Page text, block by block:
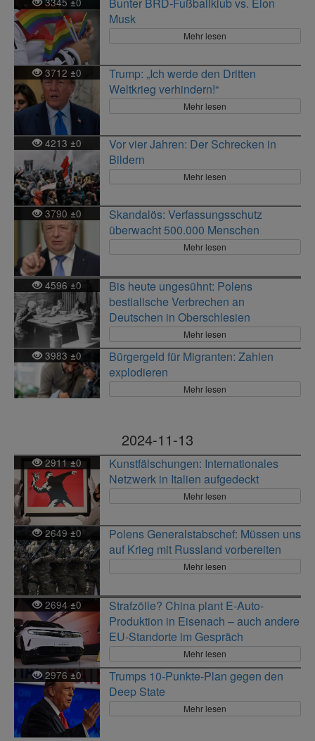
±
Bunter BRD-Fußballklub vs. Elon
Musk
Mehr lesen
3712 ±0
Trump: „Ich werde den Dritten
Weltkrieg verhindern!“
Mehr lesen
4213 ±0
Vor vier Jahren: Der Schrecken in
Bildern
Mehr lesen
3790±0
Skandalös: Verfassungsschutz
überwacht 500.000 Menschen
Mehr lesen
4596 ±0
Bis heute ungesühnt: Polens
bestialische Verbrechen an
Deutschen in Oberschlesien
Mehr lesen
3983±0
Bürgergeld für Migranten: Zahlen
explodieren
Mehr lesen
2024-11-13
2911±0
Kunstfälschungen: Internationales
Netzwerk in Italien aufgedeckt
Mehr lesen
2649±0
Polens Generalstabschef: Müssen uns
auf Krieg mit Russland vorbereiten
Mehr lesen
2694±0
Strafzölle? China plant E-Auto-
Produktion in Eisenach – auch andere
EU-Standorte im Gespräch
Mehr lesen
2976±0
Trumps 10-Punkte-Plan gegen den
Deep State
Mehr lesen